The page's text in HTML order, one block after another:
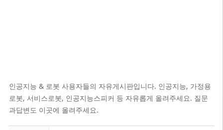
인공지능 & 로봇 사용자들의 자유게시판입니다. 인공지능, 가정용
로봇, 서비스로봇, 인공지능스피커 등 자유롭게 올려주세요. 질문
과답변도 이곳에 올려주세요.